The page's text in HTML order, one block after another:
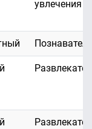
увлечения